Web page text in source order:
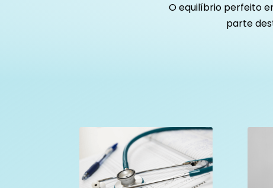
O equilíbrio perfeito
parte